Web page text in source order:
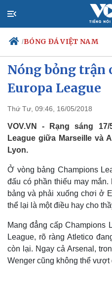
/BÓNG ĐÁ VIỆT NAM
Chính trị
Đảng
Quốc hội
Nhận diện sự thật
Nóng bỏng trận
Europa League
Thứ Tư, 09:46, 16/05/2018
VOV.VN - Rạng sáng
League giữa Marseille và
Lyon.
Ở vòng bảng Champions
đấu có phần thiếu may
bảng và phải xuống chơi ở
thể lại là một điều hay cho
Mang đẳng cấp Champions
League, rõ ràng Atletico
còn lại. Ngay cả Arsenal,
Wenger cũng không thể vượt